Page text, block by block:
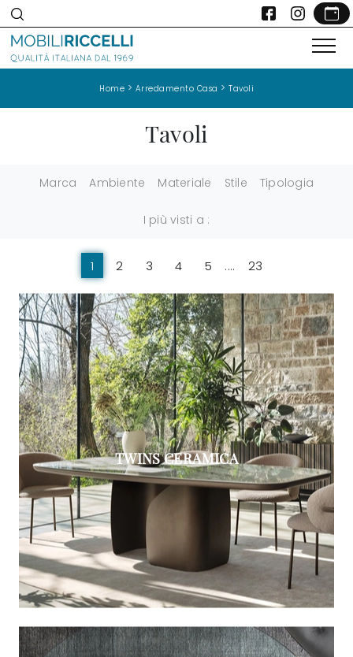
Home > Arredamento Casa > Tavoli
Tavoli
Marca Ambiente Materiale Stile Tipologia
I più visti a :
1 2 3 4 5 .... 23
TWINS CERAMICA